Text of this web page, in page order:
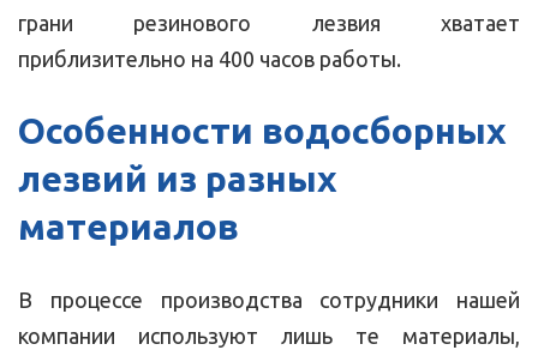
грани резинового лезвия хватает
приблизительно на 400 часов работы.
Особенности водосборных
лезвий из разных
материалов
В процессе производства сотрудники нашей
компании используют лишь те материалы,